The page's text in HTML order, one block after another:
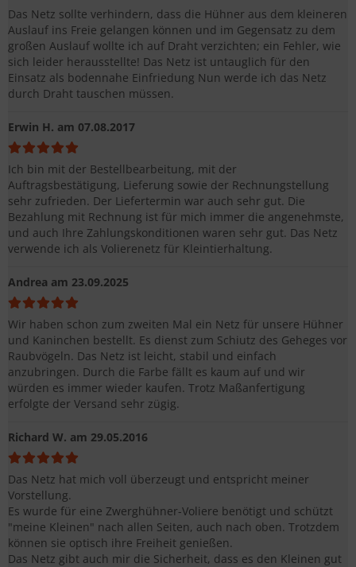
Das Netz sollte verhindern, dass die Hühner aus dem kleineren
Auslauf ins Freie gelangen können und im Gegensatz zu dem
großen Auslauf wollte ich auf Draht verzichten; ein Fehler, wie
sich leider herausstellte! Das Netz ist untauglich für den
Einsatz als bodennahe Einfriedung Nun werde ich das Netz
durch Draht tauschen müssen.
Erwin H. am 07.08.2017
Ich bin mit der Bestellbearbeitung, mit der
Auftragsbestätigung, Lieferung sowie der Rechnungstellung
sehr zufrieden. Der Liefertermin war auch sehr gut. Die
Bezahlung mit Rechnung ist für mich immer die angenehmste,
und auch Ihre Zahlungskonditionen waren sehr gut. Das Netz
verwende ich als Volierenetz für Kleintierhaltung.
Andrea am 23.09.2025
Wir haben schon zum zweiten Mal ein Netz für unsere Hühner
und Kaninchen bestellt. Es dienst zum Schiutz des Geheges vor
Raubvögeln. Das Netz ist leicht, stabil und einfach
anzubringen. Durch die Farbe fällt es kaum auf und wir
würden es immer wieder kaufen. Trotz Maßanfertigung
erfolgte der Versand sehr zügig.
Richard W. am 29.05.2016
Das Netz hat mich voll überzeugt und entspricht meiner
Vorstellung.
Es wurde für eine Zwerghühner-Voliere benötigt und schützt
"meine Kleinen" nach allen Seiten, auch nach oben. Trotzdem
können sie optisch ihre Freiheit genießen.
Das Netz gibt auch mir die Sicherheit, dass es den Kleinen gut